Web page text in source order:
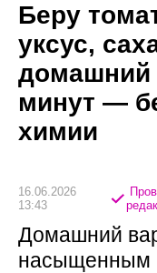
Беру
уксус,
домашний
минут —
химии
16.06.2026
13:43
Домашний
насыщенным